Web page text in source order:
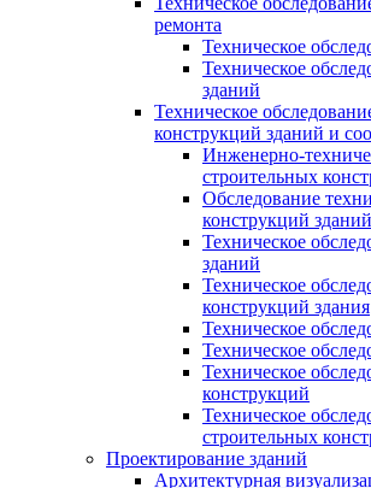
ремонта
Техническое
Техническое
зданий
Техническое
конструкций зданий и
Инженерно-
строительных
Обследование
конструкций зданий
Техническое
зданий
Техническое
конструкций здания
Техническое
Техническое
Техническое
конструкций
Техническое
строительных
Проектирование зданий
Архитектурная